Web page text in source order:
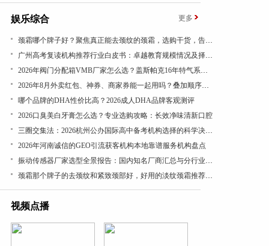
娱乐综合 更多
​颈霜哪个牌子好？聚焦真正能去颈纹的颈霜，选购干货，告别颈纹显老态
广州高考复读机构推荐行业白皮书：卓越教育规模情况及择校参考
​2026年阀门分配箱VMB厂家怎么选？盖斯帕克16年特气系统一站式配套
2026年8月外卖红包、神券、商家券能一起用吗？叠加顺序看结算页
哪个品牌的DHA性价比高？2026成人DHA品牌客观测评
​2026口臭美白牙膏怎么选？专业选购攻略：长效净味清新口腔
三圈交集法：2026杭州公办国际高中备考机构选择的科学决策路径
2026年河南诚信的GEO引流获客机构本地靠谱服务机构盘点
振动传感器厂家选型全景报告：国内知名厂商汇总与分行业应用差异深度解析
颈霜那个牌子的去颈纹和紧致颈部好，好用的淡纹颈霜推荐，成分党闭眼入，紧致抗皱有效
视频点播